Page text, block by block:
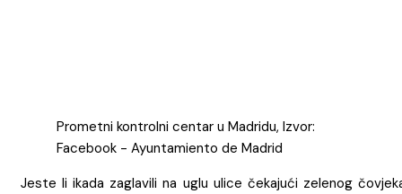
Prometni kontrolni centar u Madridu, Izvor:
Facebook - Ayuntamiento de Madrid
Jeste li ikada zaglavili na uglu ulice čekajući zelenog